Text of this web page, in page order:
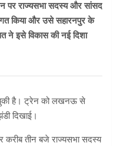
पर राज्यसभा सदस्य और सांसद
किया और उसे सहारनपुर के
ने इसे विकास की नई दिशा
है। ट्रेन को लखनऊ से
दिखाई।
करीब तीन बजे राज्यसभा सदस्य